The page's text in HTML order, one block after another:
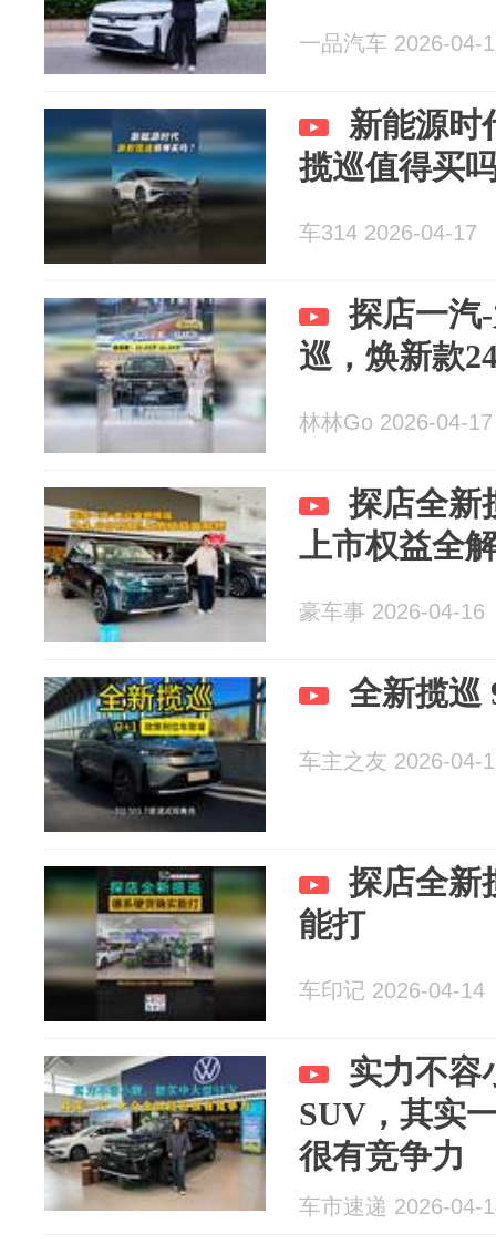
一品汽车 2026-04-
新能源时
揽巡值得买
车314 2026-04-17
探店一汽
巡，焕新款
林林Go 2026-04-17
探店全新
上市权益全
豪车事 2026-04-16
全新揽巡
车主之友 2026-04-
探店全新
能打
车印记 2026-04-14
实力不容
SUV，其实
很有竞争力
车市速递 2026-04-